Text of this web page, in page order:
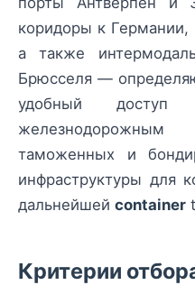
коридоры к
а также
Брюсселя —
удобный
таможенных и
инфраструктуры для
дальнейшей container
Критерии